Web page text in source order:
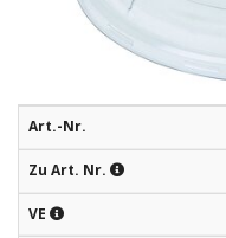
Technologie
Anwendungsrezepturen
Kataloge
Art.-Nr.
Zu Art. Nr.
VE